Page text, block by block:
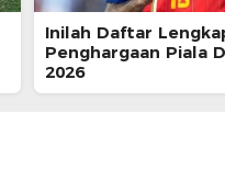
Inilah Daftar
Penghargaan Piala
2026